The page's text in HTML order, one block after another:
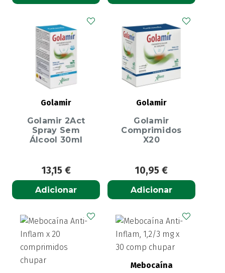
Golamir
Golamir 2Act
Spray Sem
Álcool 30ml
13,15 €
Adicionar
Golamir
Golamir
Comprimidos
X20
10,95 €
Adicionar
Mebocaína